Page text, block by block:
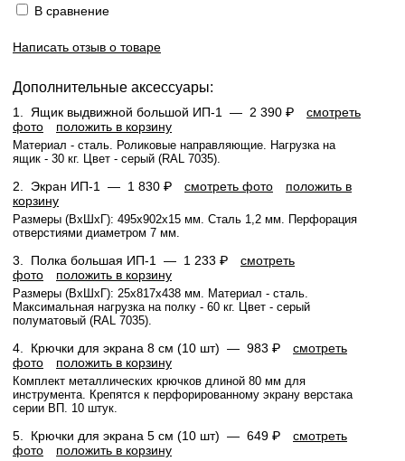
В сравнение
Написать отзыв о товаре
Дополнительные аксессуары:
1. Ящик выдвижной большой ИП-1 — 2 390 ₽
смотреть
фото
положить в корзину
Материал - сталь. Роликовые направляющие. Нагрузка на
ящик - 30 кг. Цвет - серый (RAL 7035).
2. Экран ИП-1 — 1 830 ₽ смотреть фото
положить в
корзину
Размеры (ВхШхГ): 495х902х15 мм. Сталь 1,2 мм. Перфорация
отверстиями диаметром 7 мм.
3. Полка большая ИП-1 — 1 233 ₽
смотреть
фото
положить в корзину
Размеры (ВхШхГ): 25х817х438 мм. Материал - сталь.
Максимальная нагрузка на полку - 60 кг. Цвет - серый
полуматовый (RAL 7035).
4. Крючки для экрана 8 см (10 шт) — 983 ₽
смотреть
фото
положить в корзину
Комплект металлических крючков длиной 80 мм для
инструмента. Крепятся к перфорированному экрану верстака
серии ВП. 10 штук.
5. Крючки для экрана 5 см (10 шт) — 649 ₽
смотреть
фото
положить в корзину